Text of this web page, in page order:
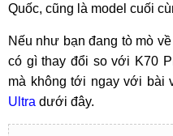
Quốc, cũng là model cuối
Nếu như bạn đang tò mò
có gì thay đổi so với K70
mà không tới ngay với bài
Ultra dưới đây.